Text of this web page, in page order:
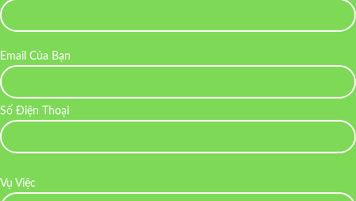
Email Của Bạn
Số Điện Thoại
Vụ Việc